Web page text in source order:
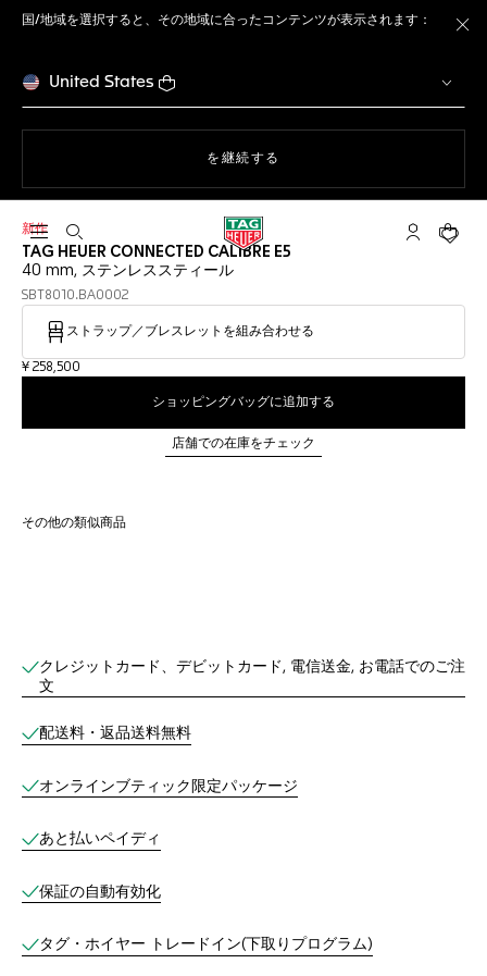
国/地域を選択すると、その地域に合ったコンテンツが表示されます：
United States
ウェブサイト上のナビゲーション
を継続する
検索画面を開く マイ タグ・
ショ
新作
TAG HEUER CONNECTED CALIBRE E5
40 mm, ステンレススティール
SBT8010.BA0002
ストラップ／ブレスレットを組み合わせる
¥ 258,500
ショッピングバッグに追加する
店舗での在庫をチェック
その他の類似商品
オンラインブティックサービス
クレジットカード、デビットカード, 電信送金, お電話でのご注
文
配送料・返品送料無料
オンラインブティック限定パッケージ
あと払いペイディ
保証の自動有効化
タグ・ホイヤー トレードイン(下取りプログラム)